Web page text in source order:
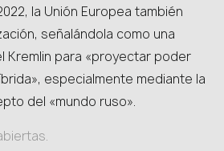
la Unión Europea también
señalándola como una
Kremlin para «proyectar poder
especialmente mediante la
del «mundo ruso».